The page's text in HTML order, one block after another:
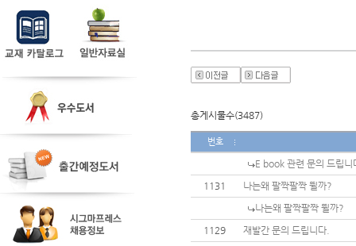
총게시물수(3487)
번호
E book 관련 문의 드립니
1131
나는왜 팔짝팔짝 뛸까?
나는왜 팔짝팔짝 뛸까?
1129
재발간 문의 드립니다.